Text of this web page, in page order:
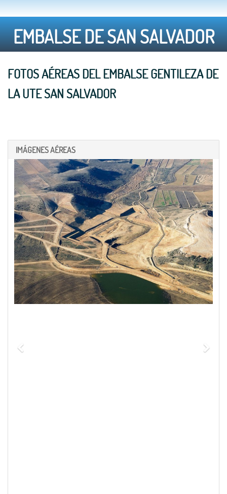
EMBALSE DE SAN SALVADOR
FOTOS AÉREAS DEL EMBALSE GENTILEZA DE
LA UTE SAN SALVADOR
IMÁGENES AÉREAS